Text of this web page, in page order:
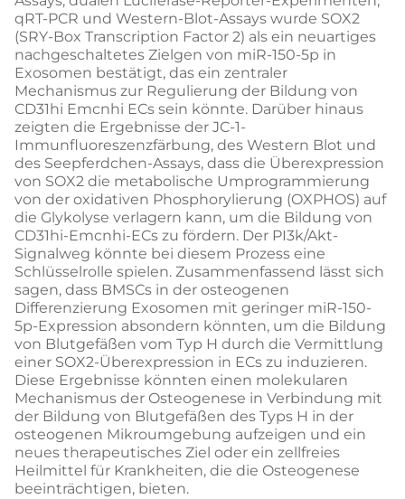
qRT-PCR und Western-Blot-Assays wurde SOX2
(SRY-Box Transcription Factor 2) als ein neuartiges
nachgeschaltetes Zielgen von miR-150-5p in
Exosomen bestätigt, das ein zentraler
Mechanismus zur Regulierung der Bildung von
CD31hi Emcnhi ECs sein könnte. Darüber hinaus
zeigten die Ergebnisse der JC-1-
Immunfluoreszenzfärbung, des Western Blot und
des Seepferdchen-Assays, dass die Überexpression
von SOX2 die metabolische Umprogrammierung
von der oxidativen Phosphorylierung (OXPHOS) auf
die Glykolyse verlagern kann, um die Bildung von
CD31hi-Emcnhi-ECs zu fördern. Der PI3k/Akt-
Signalweg könnte bei diesem Prozess eine
Schlüsselrolle spielen. Zusammenfassend lässt sich
sagen, dass BMSCs in der osteogenen
Differenzierung Exosomen mit geringer miR-150-
5p-Expression absondern könnten, um die Bildung
von Blutgefäßen vom Typ H durch die Vermittlung
einer SOX2-Überexpression in ECs zu induzieren.
Diese Ergebnisse könnten einen molekularen
Mechanismus der Osteogenese in Verbindung mit
der Bildung von Blutgefäßen des Typs H in der
osteogenen Mikroumgebung aufzeigen und ein
neues therapeutisches Ziel oder ein zellfreies
Heilmittel für Krankheiten, die die Osteogenese
beeinträchtigen, bieten.